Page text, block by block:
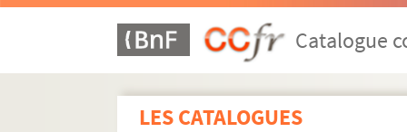
Catalogue
LES CATALOGUES